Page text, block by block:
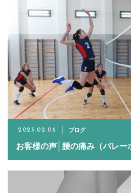
/home/
on line320
>
LINEでのご
2023.02.06 ブログ
お客様の声│腰の痛み（バレー